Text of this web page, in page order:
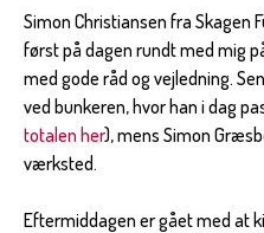
Simon Christiansen fra Skagen
først på dagen rundt med mig
med gode råd og vejledning.
ved bunkeren, hvor han i dag
totalen her), mens Simon
værksted.
Eftermiddagen er gået med at